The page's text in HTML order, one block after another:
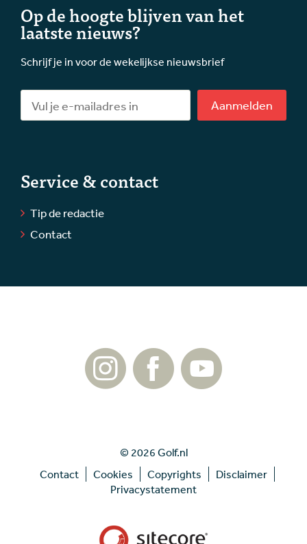
Op de hoogte blijven van het
laatste nieuws?
Schrijf je in voor de wekelijkse nieuwsbrief
Aanmelden
Service & contact
Tip de redactie
Contact
© 2026 Golf.nl
Contact
Cookies Copyrights
Disclaimer
Privacystatement